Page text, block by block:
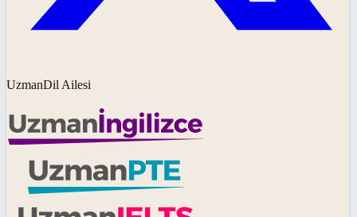
UzmanDil Ailesi